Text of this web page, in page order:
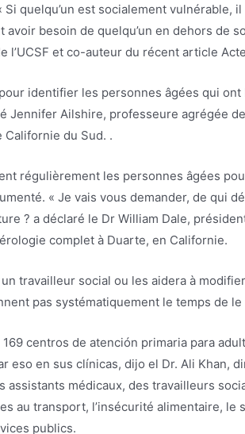
quelqu’un est socialement vulnérable,
besoin de quelqu’un en dehors de
l’UCSF et co-auteur du récent article
identifier les personnes âgées qui
Jennifer Ailshire, professeure agrégée
Californie du Sud. .
régulièrement les personnes âgées
« Je vais vous demander, de qui
? a déclaré le Dr William Dale,
complet à Duarte, en Californie.
travailleur social ou les aidera à
pas systématiquement le temps de le
centros de atención primaria para
eso en sus clínicas, dijo el Dr. Ali Khan,
assistants médicaux, des travailleurs
au transport, l’insécurité alimentaire,
publics.